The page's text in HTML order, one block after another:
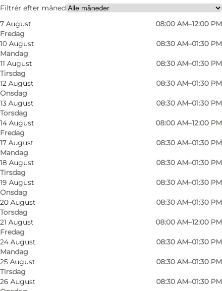
Filtrér efter måned
7 August
Fredag
08:00 AM–12:00 PM
10 August
Mandag
08:30 AM–01:30 PM
11 August
Tirsdag
08:30 AM–01:30 PM
12 August
Onsdag
08:30 AM–01:30 PM
13 August
Torsdag
08:30 AM–01:30 PM
14 August
Fredag
08:00 AM–12:00 PM
17 August
Mandag
08:30 AM–01:30 PM
18 August
Tirsdag
08:30 AM–01:30 PM
19 August
Onsdag
08:30 AM–01:30 PM
20 August
Torsdag
08:30 AM–01:30 PM
21 August
Fredag
08:00 AM–12:00 PM
24 August
Mandag
08:30 AM–01:30 PM
25 August
Tirsdag
08:30 AM–01:30 PM
26 August
08:30 AM–01:30 PM
Venner, Min partner, Mig selv
Als Pølser © Als